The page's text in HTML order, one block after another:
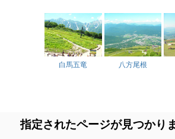
白馬五竜 八方尾根